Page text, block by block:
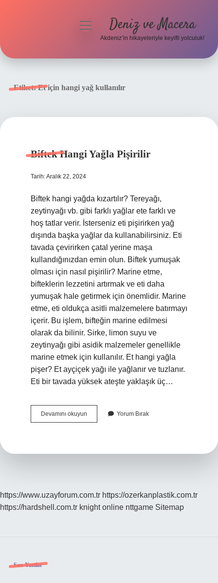
menüyü Deniz ve Macera
Akdeniz’in hikayeleriyle keyifli yolculuk!
Etiket:Et için hangi yağ kullanılır
Biftek Hangi Yağla Pişirilir
Tarih: Aralık 22, 2024
Biftek hangi yağda kızartılır? Tereyağı,
zeytinyağı vb. gibi farklı yağlar ete farklı ve
hoş tatlar verir. İsterseniz eti pişirirken yağ
dışında başka yağlar da kullanabilirsiniz. Eti
tavada çevirirken çatal yerine maşa
kullandığınızdan emin olun. Biftek yumuşak
olması için nasıl pişirilir? Marine etme,
bifteklerin lezzetini artırmak ve eti daha
yumuşak hale getirmek için önemlidir. Marine
etme, eti oldukça asitli malzemelere batırmayı
içerir. Bu işlem, bifteğin marine edilmesi
olarak da bilinir. Sirke, limon suyu ve
zeytinyağı gibi asidik malzemeler genellikle
marine etmek için kullanılır. Et hangi yağla
pişer? Et ayçiçek yağı ile yağlanır ve tuzlanır.
Eti bir tavada yüksek ateşte yaklaşık üç…
Devamını okuyun
Hangi
Yorum Bırak
https://www.uzayforum.com.tr https://ozerkanplastik.com.tr
https://hardshell.com.tr knight online nttgame Sitemap
Sidebar
Son Yazılar